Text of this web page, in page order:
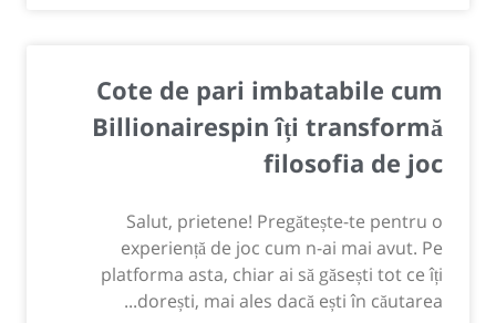
Cote de pari imbatabile cum
Billionairespin îți transformă
filosofia de joc
Salut, prietene! Pregătește-te pentru o
experiență de joc cum n-ai mai avut. Pe
platforma asta, chiar ai să găsești tot ce îți
dorești, mai ales dacă ești în căutarea...